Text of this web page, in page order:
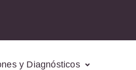
y Diagnósticos